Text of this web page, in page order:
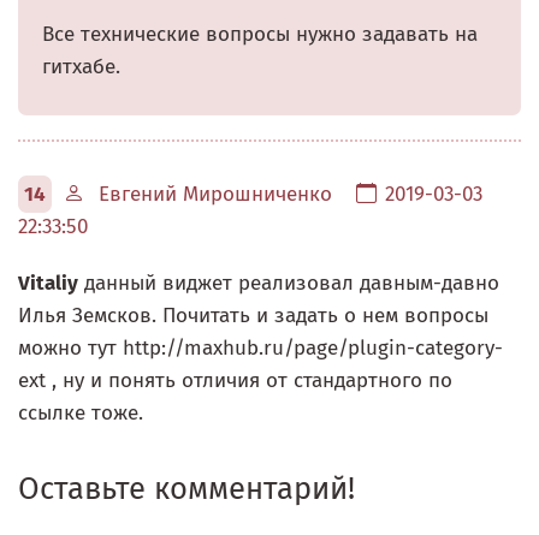
Все технические вопросы нужно задавать на
гитхабе.
14 Евгений Мирошниченко
2019-03-03
22:33:50
Vitaliy данный виджет реализовал давным-давно
Илья Земсков. Почитать и задать о нем вопросы
можно тут http://maxhub.ru/page/plugin-category-
ext , ну и понять отличия от стандартного по
ссылке тоже.
Оставьте комментарий!